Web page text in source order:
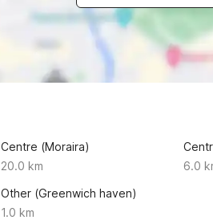
Centre (Moraira)
20.0 km
6.0
Other (Greenwich haven)
1.0 km